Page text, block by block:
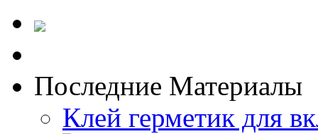
Последние Материалы
Клей герметик для